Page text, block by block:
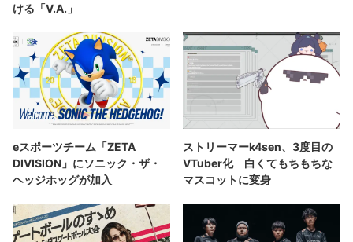
ける「V.A.」
eスポーツチーム「ZETA
DIVISION」にソニック・ザ・
ヘッジホッグが加入
ストリーマーk4sen、3度目の
VTuber化 白くてもちもちな
マスコットに変身